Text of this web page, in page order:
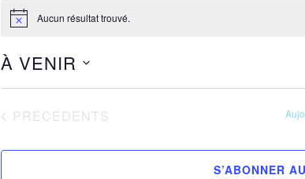
Notice Aucun résultat trouvé.
À VENIR
date.ÉVÈNEMENTS
PRÉCÉDENTS
S’ABONNER